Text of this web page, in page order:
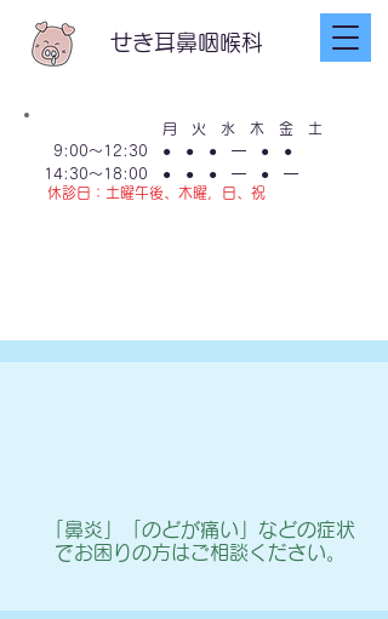
せき耳鼻咽喉科
月 火 水 木 金 土
9:00～12:30
● ● ● ━ ● ●
14:30～18:00
● ● ● ━ ● ━
休診日：土曜午後、木曜，日、祝
「鼻炎」「のどが痛い」などの症状
でお困りの方はご相談ください。